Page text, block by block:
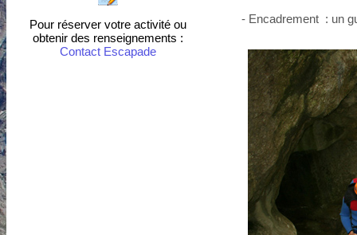
Pour réserver votre activité ou
obtenir des renseignements :
Contact Escapade
- Encadrement : un